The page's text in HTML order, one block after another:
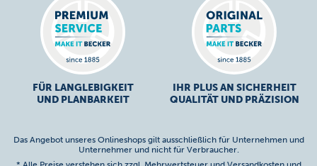
FÜR LANGLEBIGKEIT
UND PLANBARKEIT
IHR PLUS AN SICHERHEIT
QUALITÄT UND PRÄZISION
Das Angebot unseres Onlineshops gilt ausschließlich für Unternehmen und
Unternehmer und nicht für Verbraucher.